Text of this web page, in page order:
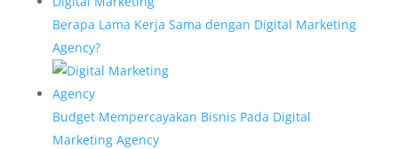
Berapa Lama Kerja Sama dengan Digital Marketing
Agency?
Budget Mempercayakan Bisnis Pada Digital
Marketing Agency